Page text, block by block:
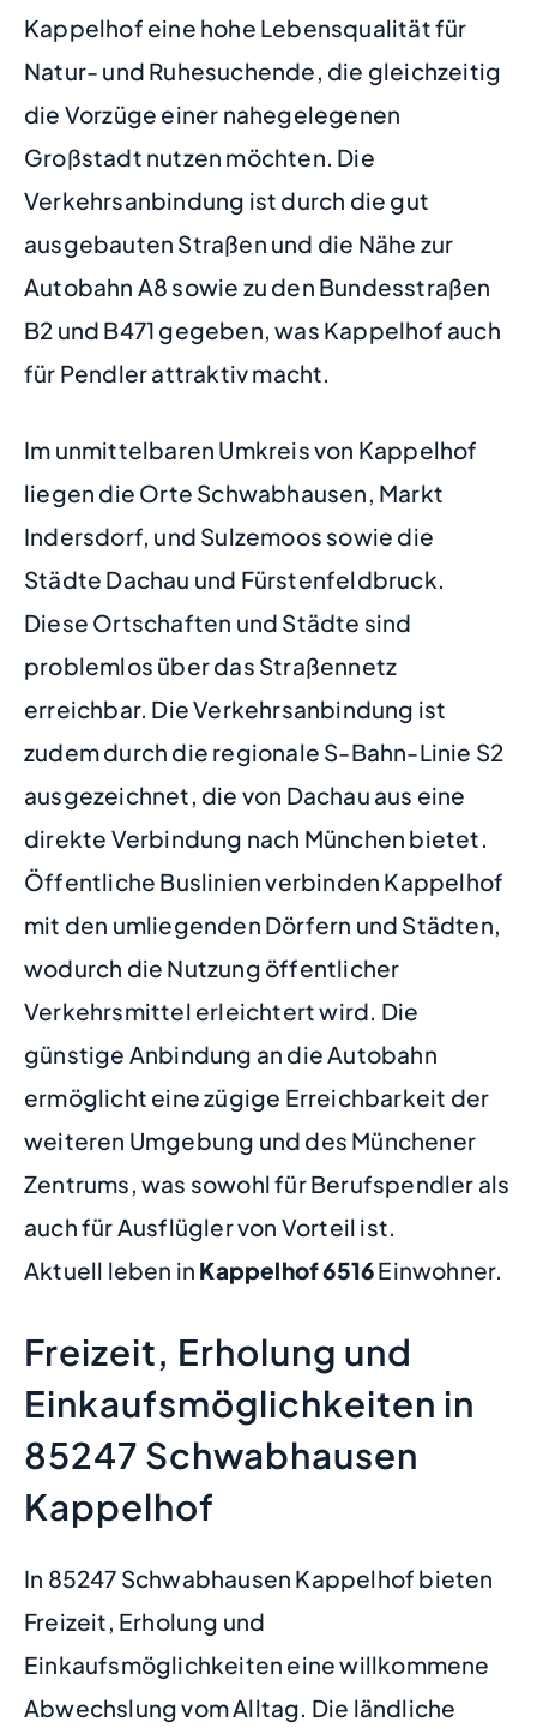
Kappelhof eine hohe Lebensqualität für
Natur- und Ruhesuchende, die gleichzeitig
die Vorzüge einer nahegelegenen
Großstadt nutzen möchten. Die
Verkehrsanbindung ist durch die gut
ausgebauten Straßen und die Nähe zur
Autobahn A8 sowie zu den Bundesstraßen
B2 und B471 gegeben, was Kappelhof auch
für Pendler attraktiv macht.
Im unmittelbaren Umkreis von Kappelhof
liegen die Orte Schwabhausen, Markt
Indersdorf, und Sulzemoos sowie die
Städte Dachau und Fürstenfeldbruck.
Diese Ortschaften und Städte sind
problemlos über das Straßennetz
erreichbar. Die Verkehrsanbindung ist
zudem durch die regionale S-Bahn-Linie S2
ausgezeichnet, die von Dachau aus eine
direkte Verbindung nach München bietet.
Öffentliche Buslinien verbinden Kappelhof
mit den umliegenden Dörfern und Städten,
wodurch die Nutzung öffentlicher
Verkehrsmittel erleichtert wird. Die
günstige Anbindung an die Autobahn
ermöglicht eine zügige Erreichbarkeit der
weiteren Umgebung und des Münchener
Zentrums, was sowohl für Berufspendler als
auch für Ausflügler von Vorteil ist.
Aktuell leben in Kappelhof6516Einwohner.
Freizeit, Erholung und
Einkaufsmöglichkeiten in
85247 Schwabhausen
Kappelhof
In 85247 Schwabhausen Kappelhof bieten
Freizeit, Erholung und
Einkaufsmöglichkeiten eine willkommene
Abwechslung vom Alltag. Die ländliche